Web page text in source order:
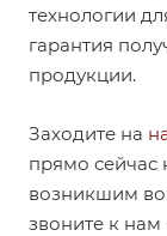
технологии
гарантия
продукции.
Заходите на
прямо
возникшим
звоните к нам